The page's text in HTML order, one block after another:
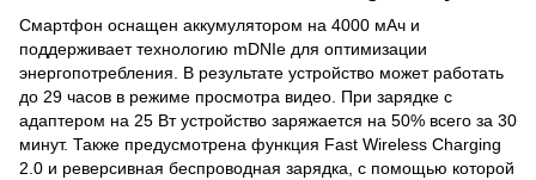
Смартфон оснащен аккумулятором на 4000 мАч и
поддерживает технологию mDNIe для оптимизации
энергопотребления. В результате устройство может работать
до 29 часов в режиме просмотра видео. При зарядке с
адаптером на 25 Вт устройство заряжается на 50% всего за 30
минут. Также предусмотрена функция Fast Wireless Charging
2.0 и реверсивная беспроводная зарядка, с помощью которой